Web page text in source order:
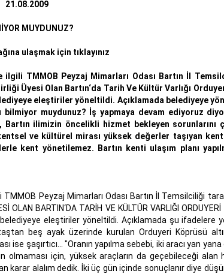
21.08.2009
MUYDUNUZ?
ulaşmak için tıklayınız
ilgili TMMOB Peyzaj Mimarları Odası Bartın İl
Üyesi Olan Bartın‘da Tarih Ve Kültür Varlığı
eleştiriler yöneltildi. Açıklamada belediyeye
muydunuz? İş yapmaya devam ediyoruz
ilimizin öncelikli hizmet bekleyen sorunlarını
ve kültürel mirası yüksek değerler taşıyan
kent yönetilemez. Bartın kenti ulaşım planı
Peyzaj Mimarları Odası Bartın İl Temsilciliği
OLAN BARTIN‘DA TARİH VE KÜLTÜR VARLIĞI ORDUYERİ
belediyeye eleştiriler yöneltildi. Açıklamada şu ifadelere
beş ayak üzerinde kurulan Orduyeri Köprüsü
ise şaşırtıcı... "Oranın yapılma sebebi, iki aracı yan
olmaması için, yüksek araçların da geçebileceği alan
karar alalım dedik. İki üç gün içinde sonuçlanır diye